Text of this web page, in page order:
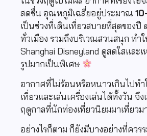
สดชื่น อุณหภูมิเฉลี่ยอยู่ประมาณ
เป็นช่วงที่เดินเที่ยวสบายที่สุดของปี
ทั่วเมือง รวมถึงบริเวณสวนสนุก ทำ
Shanghai Disneyland ดูสดใสและ
รูปมากเป็นพิเศษ
อากาศที่ไม่ร้อนหรือหนาวเกินไปทำ
เที่ยวและเล่นเครื่องเล่นได้ทั้งวัน จึ
ฤดูกาลที่นักท่องเที่ยวนิยมมาเที่ยวม
อย่างไรก็ตาม ก็ยังมีบางอย่างที่ควร